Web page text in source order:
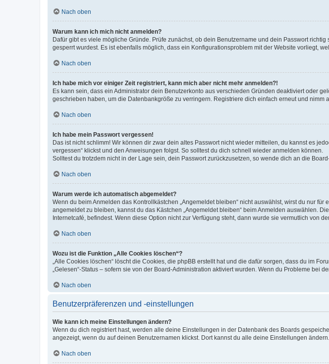
Nach oben
Warum kann ich mich nicht anmelden?
Dafür gibt es viele mögliche Gründe. Prüfe zunächst, ob dein Benutzername und dein Passwort
gesperrt wurdest. Es ist ebenfalls möglich, dass ein Konfigurationsproblem mit der Website vorliegt,
Nach oben
Ich habe mich vor einiger Zeit registriert, kann mich aber nicht mehr anmelden?!
Es kann sein, dass ein Administrator dein Benutzerkonto aus verschieden Gründen deaktiviert oder
geschrieben haben, um die Datenbankgröße zu verringern. Registriere dich einfach erneut und nimm
Nach oben
Ich habe mein Passwort vergessen!
Das ist nicht schlimm! Wir können dir zwar dein altes Passwort nicht wieder mitteilen, du kannst es
vergessen“ klickst und den Anweisungen folgst. So solltest du dich schnell wieder anmelden können.
Solltest du trotzdem nicht in der Lage sein, dein Passwort zurückzusetzen, so wende dich an die
Nach oben
Warum werde ich automatisch abgemeldet?
Wenn du beim Anmelden das Kontrollkästchen „Angemeldet bleiben“ nicht auswählst, wirst du nur
angemeldet zu bleiben, kannst du das Kästchen „Angemeldet bleiben“ beim Anmelden auswählen.
Internetcafé, befindest. Wenn diese Option nicht zur Verfügung steht, dann wurde sie vermutlich von
Nach oben
Wozu ist die Funktion „Alle Cookies löschen“?
„Alle Cookies löschen“ löscht die Cookies, die phpBB erstellt hat und die dafür sorgen, dass du im
„Gelesen“-Status – sofern sie von der Board-Administration aktiviert wurden. Wenn du Probleme bei
Nach oben
Benutzerpräferenzen und -einstellungen
Wie kann ich meine Einstellungen ändern?
Wenn du dich registriert hast, werden alle deine Einstellungen in der Datenbank des Boards
angezeigt, wenn du auf deinen Benutzernamen klickst. Dort kannst du alle deine Einstellungen ändern.
Nach oben